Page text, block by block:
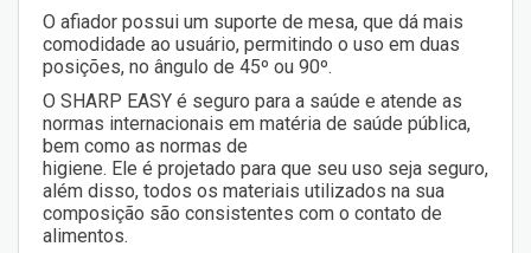
O afiador possui um suporte de mesa, que dá mais
comodidade ao usuário, permitindo o uso em duas
posições, no ângulo de 45º ou 90º.
O SHARP EASY é seguro para a saúde e atende as
normas internacionais em matéria de saúde pública,
bem como as normas de
higiene. Ele é projetado para que seu uso seja seguro,
além disso, todos os materiais utilizados na sua
composição são consistentes com o contato de
alimentos.